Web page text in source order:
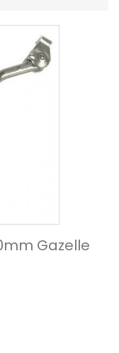
Gazelle